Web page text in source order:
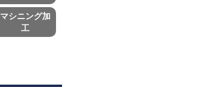
マシニング加
工